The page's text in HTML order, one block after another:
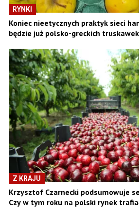
RYNKI
Koniec nieetycznych praktyk sieci
będzie już polsko-greckich
Z KRAJU
Krzysztof Czarnecki podsumowuje
Czy w tym roku na polski rynek